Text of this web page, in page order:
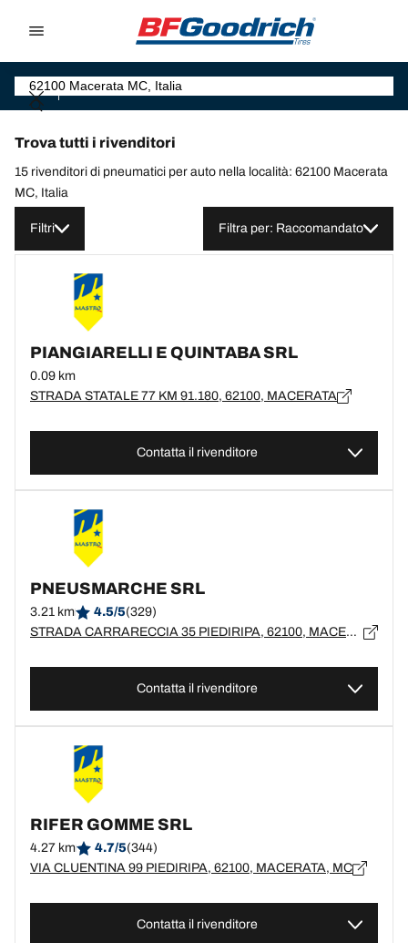
Trova tutti i rivenditori
15 rivenditori di pneumatici per auto nella località: 62100 Macerata
MC, Italia
Filtri Filtra per: Raccomandato
PIANGIARELLI E QUINTABA SRL
0.09 km
STRADA STATALE 77 KM 91.180, 62100, MACERATA
Contatta il rivenditore
PNEUSMARCHE SRL
3.21 km 4.5/5(329)
STRADA CARRARECCIA 35 PIEDIRIPA, 62100, MACERATA, MC
Contatta il rivenditore
RIFER GOMME SRL
4.27 km 4.7/5(344)
VIA CLUENTINA 99 PIEDIRIPA, 62100, MACERATA, MC
Contatta il rivenditore